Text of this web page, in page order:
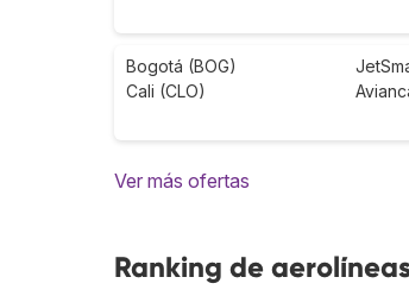
Bogotá (BOG)
Cali (CLO)
Ver más ofertas
Ranking de